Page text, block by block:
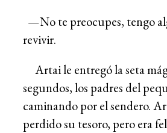
—No te preocupes, tengo
revivir.
Artai le entregó la seta
segundos, los padres del
caminando por el sendero.
perdido su tesoro, pero era